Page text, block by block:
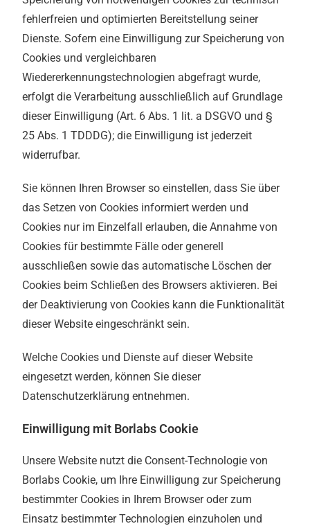
fehlerfreien und optimierten Bereitstellung seiner
Dienste. Sofern eine Einwilligung zur Speicherung von
Cookies und vergleichbaren
Wiedererkennungstechnologien abgefragt wurde,
erfolgt die Verarbeitung ausschließlich auf Grundlage
dieser Einwilligung (Art. 6 Abs. 1 lit. a DSGVO und §
25 Abs. 1 TDDDG); die Einwilligung ist jederzeit
widerrufbar.
Sie können Ihren Browser so einstellen, dass Sie über
das Setzen von Cookies informiert werden und
Cookies nur im Einzelfall erlauben, die Annahme von
Cookies für bestimmte Fälle oder generell
ausschließen sowie das automatische Löschen der
Cookies beim Schließen des Browsers aktivieren. Bei
der Deaktivierung von Cookies kann die Funktionalität
dieser Website eingeschränkt sein.
Welche Cookies und Dienste auf dieser Website
eingesetzt werden, können Sie dieser
Datenschutzerklärung entnehmen.
Einwilligung mit Borlabs Cookie
Unsere Website nutzt die Consent-Technologie von
Borlabs Cookie, um Ihre Einwilligung zur Speicherung
bestimmter Cookies in Ihrem Browser oder zum
Einsatz bestimmter Technologien einzuholen und